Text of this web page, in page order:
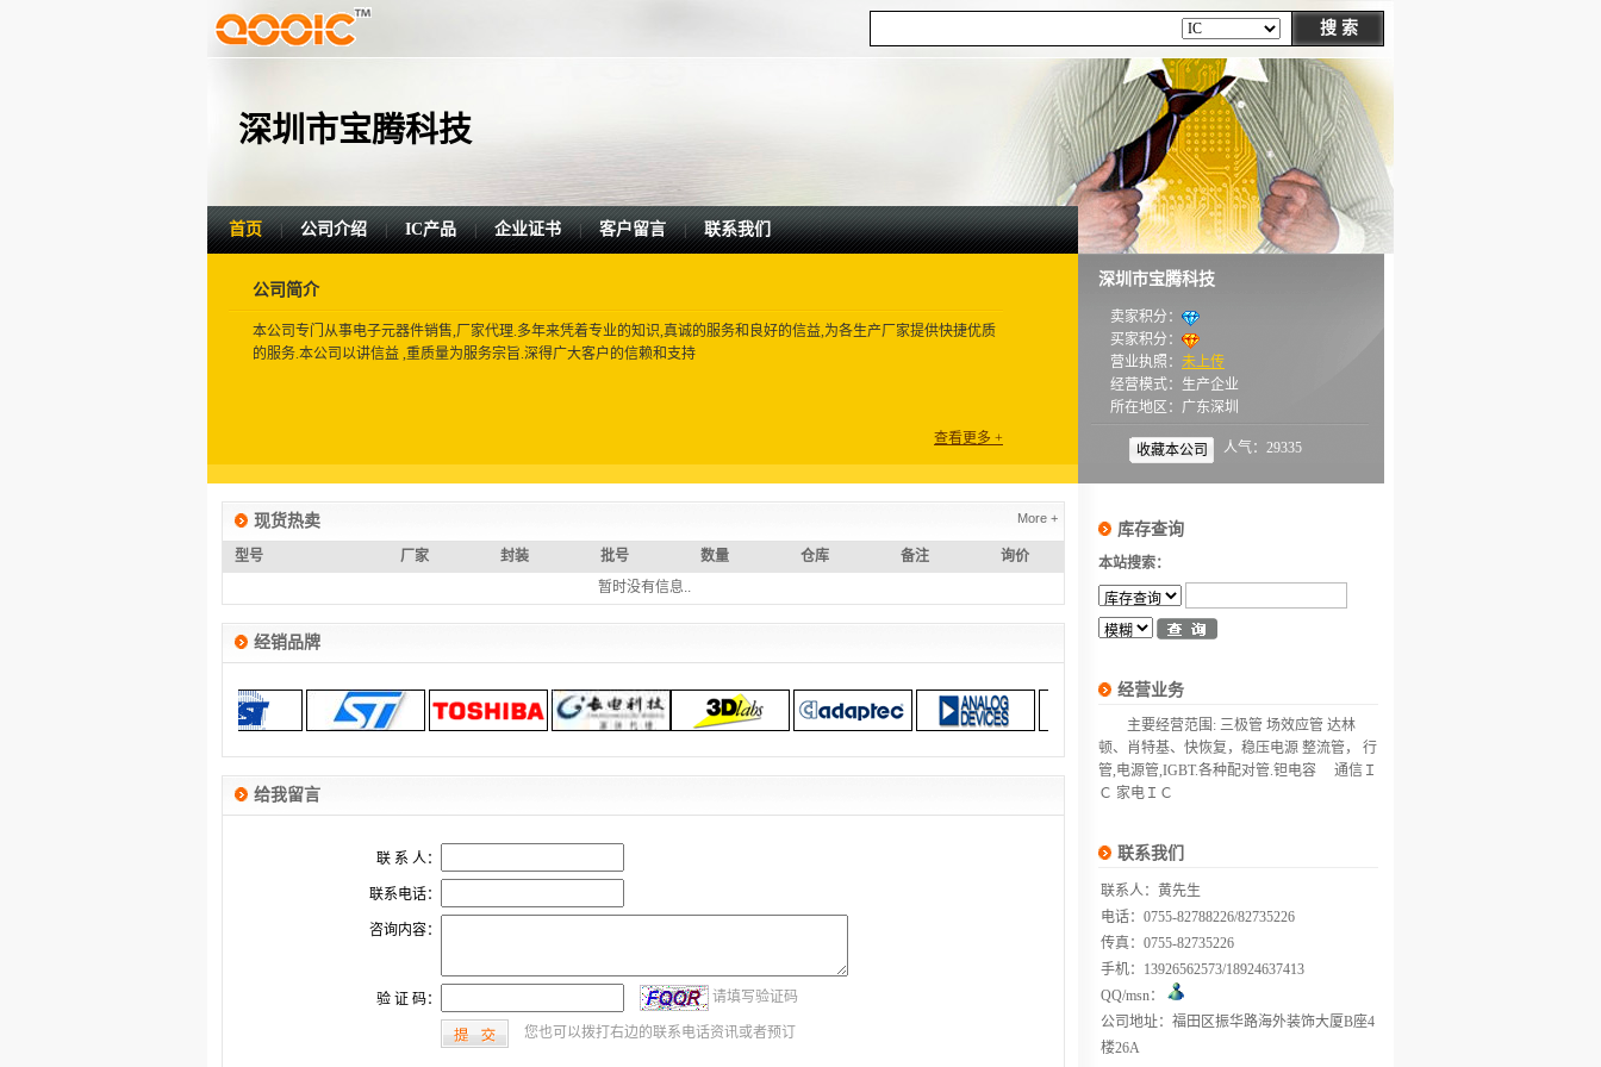
深圳市宝腾科技
首页 | 公司介绍 | IC产品 | 企业证书 | 客户留言 | 联系我们
公司简介
本公司专门从事电子元器件销售,厂家代理.多年来凭着专业的知识,真诚的服务和良好的信益,为各生产厂家提供快捷优质
的服务.本公司以讲信益 ,重质量为服务宗旨.深得广大客户的信赖和支持
查看更多 +
现货热卖 More +
型号 厂家 封装 批号 数量 仓库 备注
询价
暂时没有信息..
经销品牌
给我留言
联 系 人：
联系电话：
咨询内容：
验 证 码： 请填写验证码
您也可以拨打右边的联系电话资讯或者预订
深圳市宝腾科技
卖家积分：
买家积分：
营业执照： 未上传
经营模式：生产企业
所在地区：广东深圳
收藏本公司 人气：29335
库存查询
本站搜索：
经营业务
主要经营范围: 三极管 场效应管 达林
顿、肖特基、快恢复，稳压电源 整流管， 行
管,电源管,IGBT.各种配对管.钽电容 通信Ｉ
Ｃ 家电ＩＣ
联系我们
联系人：黄先生
电话：0755-82788226/82735226
传真：0755-82735226
手机：13926562573/18924637413
QQ/msn：
公司地址：福田区振华路海外装饰大厦B座4
楼26A